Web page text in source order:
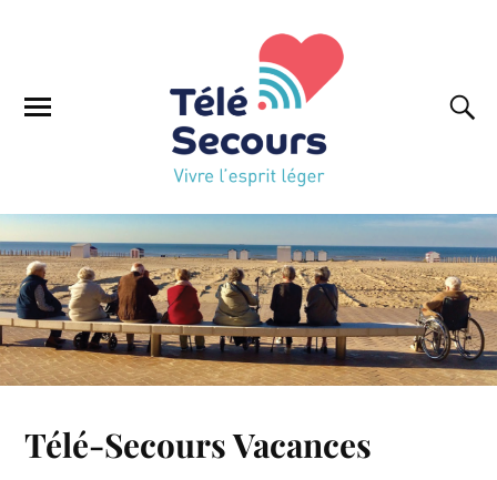
Télé-Secours Vacances